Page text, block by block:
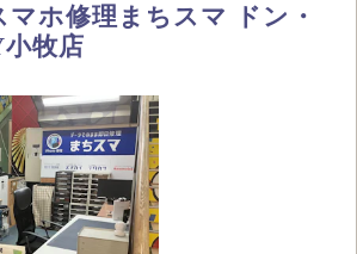
マホ修理まちスマ ドン・
牧店